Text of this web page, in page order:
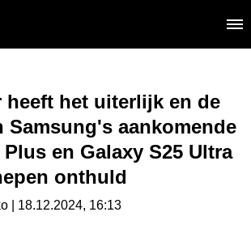
heeft het uiterlijk en de
Samsung's aankomende
Plus en Galaxy S25 Ultra
onthuld
| 18.12.2024, 16:13